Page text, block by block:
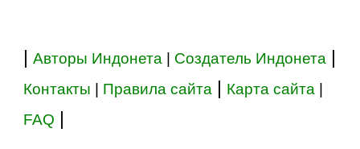
|Авторы Индонета Создатель Индонета |
Контакты Правила сайта | Карта сайта
FAQ |